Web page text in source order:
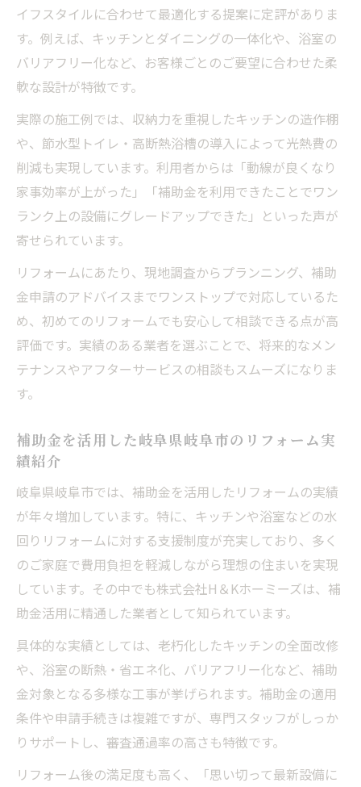
イフスタイルに合わせて最適化する提案に定評がありま
す。例えば、キッチンとダイニングの一体化や、浴室の
バリアフリー化など、お客様ごとのご要望に合わせた柔
軟な設計が特徴です。
実際の施工例では、収納力を重視したキッチンの造作棚
や、節水型トイレ・高断熱浴槽の導入によって光熱費の
削減も実現しています。利用者からは「動線が良くなり
家事効率が上がった」「補助金を利用できたことでワン
ランク上の設備にグレードアップできた」といった声が
寄せられています。
リフォームにあたり、現地調査からプランニング、補助
金申請のアドバイスまでワンストップで対応しているた
め、初めてのリフォームでも安心して相談できる点が高
評価です。実績のある業者を選ぶことで、将来的なメン
テナンスやアフターサービスの相談もスムーズになりま
す。
補助金を活用した岐阜県岐阜市のリフォーム実
績紹介
岐阜県岐阜市では、補助金を活用したリフォームの実績
が年々増加しています。特に、キッチンや浴室などの水
回りリフォームに対する支援制度が充実しており、多く
のご家庭で費用負担を軽減しながら理想の住まいを実現
しています。その中でも株式会社H＆Kホーミーズは、補
助金活用に精通した業者として知られています。
具体的な実績としては、老朽化したキッチンの全面改修
や、浴室の断熱・省エネ化、バリアフリー化など、補助
金対象となる多様な工事が挙げられます。補助金の適用
条件や申請手続きは複雑ですが、専門スタッフがしっか
りサポートし、審査通過率の高さも特徴です。
リフォーム後の満足度も高く、「思い切って最新設備に